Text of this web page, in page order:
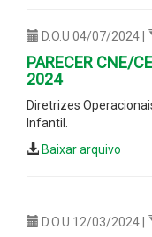
D.O.U 04/07/2024 |
PARECER CNE/
2024
Diretrizes
Infantil.
Baixar arquivo
D.O.U 12/03/2024 |